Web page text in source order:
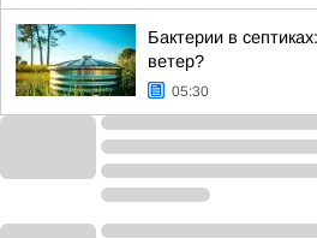
Бактерии в
ветер?
05:30